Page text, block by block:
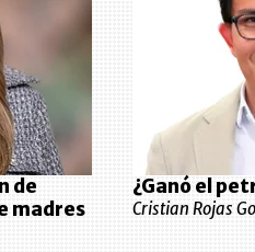
de
madres
¿Ganó el
Cristian Rojas